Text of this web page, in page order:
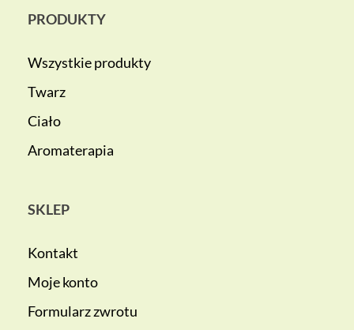
PRODUKTY
Wszystkie produkty
Twarz
Ciało
Aromaterapia
SKLEP
Kontakt
Moje konto
Formularz zwrotu